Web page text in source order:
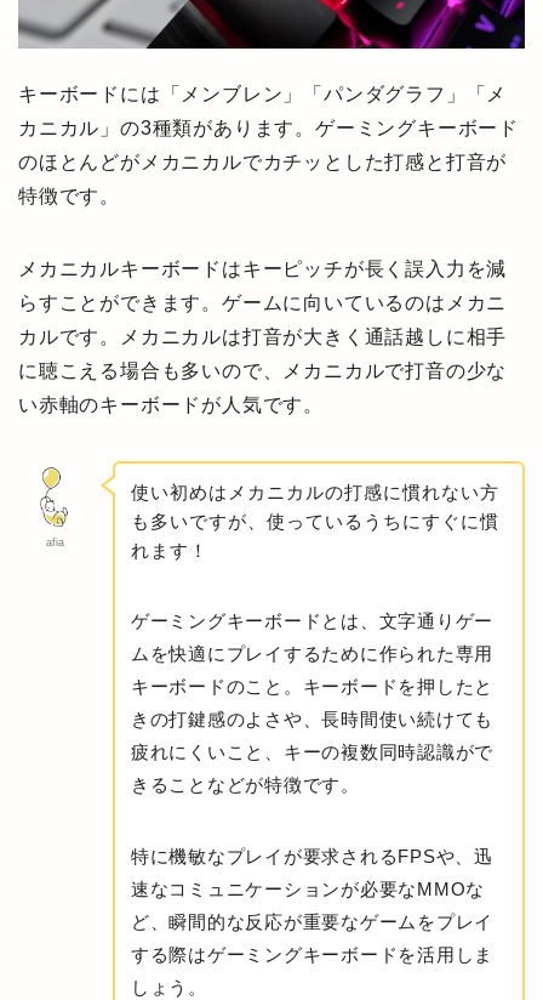
キーボードには「メンブレン」「パンダグラフ」「メ
カニカル」の3種類があります。ゲーミングキーボード
のほとんどがメカニカルでカチッとした打感と打音が
特徴です。
メカニカルキーボードはキーピッチが長く誤入力を減
らすことができます。ゲームに向いているのはメカニ
カルです。メカニカルは打音が大きく通話越しに相手
に聴こえる場合も多いので、メカニカルで打音の少な
い赤軸のキーボードが人気です。
afia
使い初めはメカニカルの打感に慣れない方
も多いですが、使っているうちにすぐに慣
れます！
ゲーミングキーボードとは、文字通りゲー
ムを快適にプレイするために作られた専用
キーボードのこと。キーボードを押したと
きの打鍵感のよさや、長時間使い続けても
疲れにくいこと、キーの複数同時認識がで
きることなどが特徴です。
特に機敏なプレイが要求されるFPSや、迅
速なコミュニケーションが必要なMMOな
ど、瞬間的な反応が重要なゲームをプレイ
する際はゲーミングキーボードを活用しま
しょう。